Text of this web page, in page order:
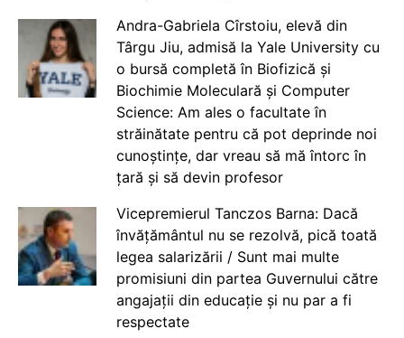
Andra-Gabriela Cîrstoiu, elevă din
Târgu Jiu, admisă la Yale University cu
o bursă completă în Biofizică și
Biochimie Moleculară și Computer
Science: Am ales o facultate în
străinătate pentru că pot deprinde noi
cunoștințe, dar vreau să mă întorc în
țară și să devin profesor
Vicepremierul Tanczos Barna: Dacă
învățământul nu se rezolvă, pică toată
legea salarizării / Sunt mai multe
promisiuni din partea Guvernului către
angajații din educație și nu par a fi
respectate